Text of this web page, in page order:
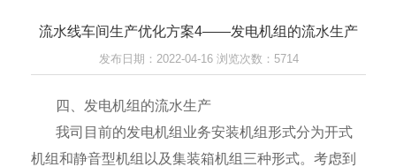
流水线车间生产优化方案4——发电机组的流水生产
发布日期：2022-04-16 浏览次数：5714
四、发电机组的流水生产
我司目前的发电机组业务安装机组形式分为开式
机组和静音型机组以及集装箱机组三种形式。考虑到